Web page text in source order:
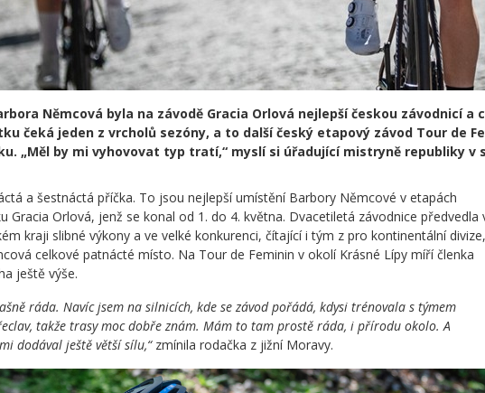
Němcová byla na závodě Gracia Orlová nejlepší českou závodnicí
čeká jeden z vrcholů sezóny, a to další český etapový závod Tour de
„Měl by mi vyhovovat typ tratí,“ myslí si úřadující mistryně republiky v
a šestnáctá příčka. To jsou nejlepší umístění Barbory Němcové v etapách
Gracia Orlová, jenž se konal od 1. do 4. května. Dvacetiletá závodnice předvedla
kraji slibné výkony a ve velké konkurenci, čítající i tým z pro kontinentální divize,
celkové patnácté místo. Na Tour de Feminin v okolí Krásné Lípy míří členka
ještě výše.
ráda. Navíc jsem na silnicích, kde se závod pořádá, kdysi trénovala s týmem
takže trasy moc dobře znám. Mám to tam prostě ráda, i přírodu okolo. A
dodával ještě větší sílu,“zmínila rodačka z jižní Moravy.